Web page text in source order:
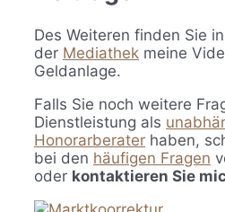
Des Weiteren finden Sie in
der Mediathek meine
Geldanlage.
Falls Sie noch weitere
Dienstleistung als
Honorarberater haben,
bei den häufigen Fragen
oder kontaktieren Sie